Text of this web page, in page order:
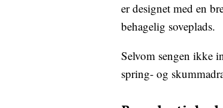
er designet med en
behagelig soveplads.
Selvom sengen ikke
spring- og